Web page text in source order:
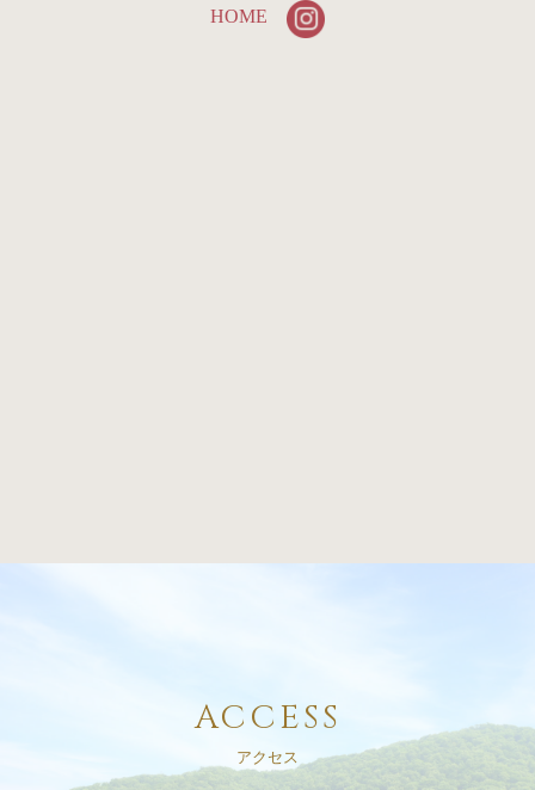
HOME
ACCESS
アクセス